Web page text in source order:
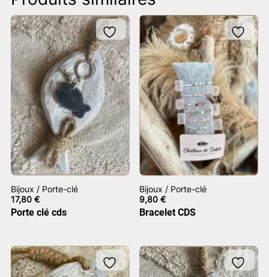
Bijoux / Porte-clé
17,80 €
Porte clé cds
Bijoux / Porte-clé
9,80€
Bracelet CDS